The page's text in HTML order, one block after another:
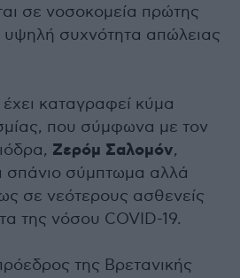
σε νοσοκομεία πρώτης
υψηλή συχνότητα απώλειας
έχει καταγραφεί κύμα
που σύμφωνα με τον
Ζερόμ Σαλομόν,
σπάνιο σύμπτωμα αλλά
σε νεότερους ασθενείς
της νόσου COVID-19.
της Βρετανικής